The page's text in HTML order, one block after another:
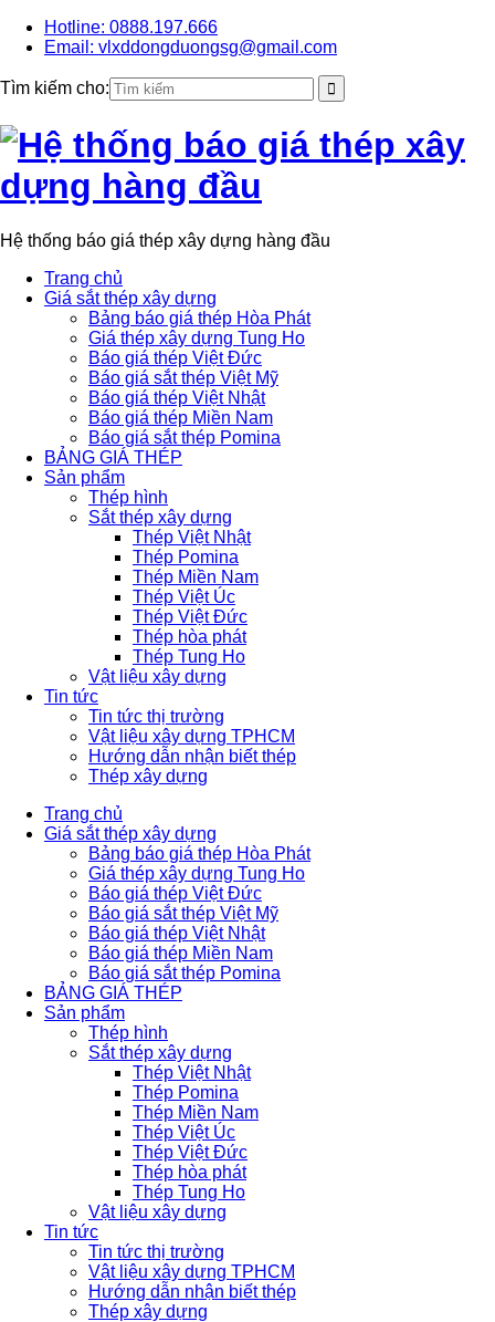
Hotline: 0888.197.666
Email: vlxddongduongsg@gmail.com
Tìm kiếm cho:
Hệ thống báo giá thép xây dựng hàng đầu
Trang chủ
Giá sắt thép xây dựng
Bảng báo giá thép Hòa Phát
Giá thép xây dựng Tung Ho
Báo giá thép Việt Đức
Báo giá sắt thép Việt Mỹ
Báo giá thép Việt Nhật
Báo giá thép Miền Nam
Báo giá sắt thép Pomina
BẢNG GIÁ THÉP
Sản phẩm
Thép hình
Sắt thép xây dựng
Thép Việt Nhật
Thép Pomina
Thép Miền Nam
Thép Việt Úc
Thép Việt Đức
Thép hòa phát
Thép Tung Ho
Vật liệu xây dựng
Tin tức
Tin tức thị trường
Vật liệu xây dựng TPHCM
Hướng dẫn nhận biết thép
Thép xây dựng
Trang chủ
Giá sắt thép xây dựng
Bảng báo giá thép Hòa Phát
Giá thép xây dựng Tung Ho
Báo giá thép Việt Đức
Báo giá sắt thép Việt Mỹ
Báo giá thép Việt Nhật
Báo giá thép Miền Nam
Báo giá sắt thép Pomina
BẢNG GIÁ THÉP
Sản phẩm
Thép hình
Sắt thép xây dựng
Thép Việt Nhật
Thép Pomina
Thép Miền Nam
Thép Việt Úc
Thép Việt Đức
Thép hòa phát
Thép Tung Ho
Vật liệu xây dựng
Tin tức
Tin tức thị trường
Vật liệu xây dựng TPHCM
Hướng dẫn nhận biết thép
Thép xây dựng